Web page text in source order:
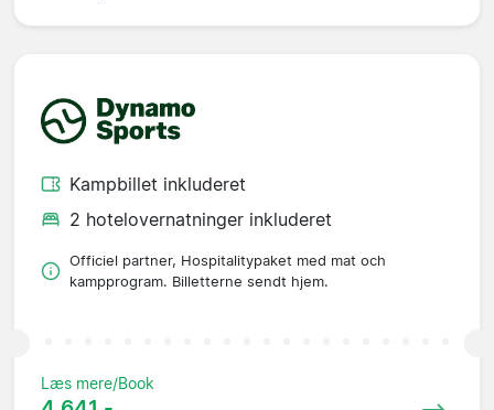
Kampbillet inkluderet
2 hotelovernatninger inkluderet
Officiel partner, Hospitalitypaket med mat och
kampprogram. Billetterne sendt hjem.
Læs mere/Book